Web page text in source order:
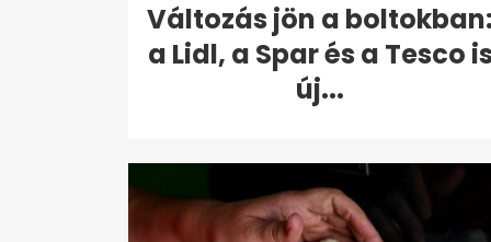
Változás jön a boltokban:
a Lidl, a Spar és a Tesco is
új...